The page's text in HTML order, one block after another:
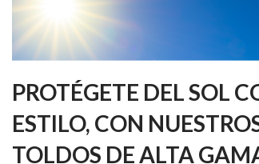
PROTÉGETE DEL SOL
ESTILO, CON
TOLDOS DE ALTA